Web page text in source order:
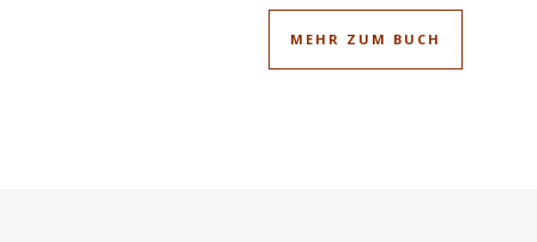
MEHR ZUM BUCH